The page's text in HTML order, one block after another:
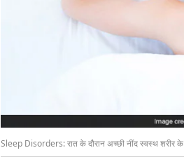
Sleep Disorders: रात के दौरान अच्छी नींद स्वस्थ शरीर